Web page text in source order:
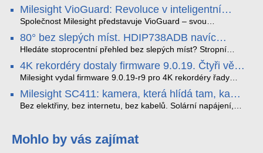
otřesy i náklon. Výsledkem není jen čára na mapě, ale
podrobný datový příběh celé cesty.
v oblasti kontroly přístupu – moderní a vysoce univerzální
čtečky HID Signo.
Milesight VioGuard: Revoluce v inteligentní
detekci dopravních přestupků
Společnost Milesight představuje VioGuard – svou
dopravních přestupků. Tento systém, poháněný
sofistikovanými algoritmy umělé inteligence (AI), je navržen
tak, aby poskytoval komplexní nástroje pro vymáhání
dopravních předpisů, zvyšoval bezpečnost na silnicích a
optimalizoval plynulost dopravy v moderních městech.
80° bez slepých míst. HDIP738ADB navíc
streamuje na YouTube – bez PC.
Hledáte stoprocentní přehled bez slepých míst? Stropní
panoramatická kamera HDIP738ADB skládá obraz ze dvou
4MP senzorů SONY do jednoho čistého 180° záběru bez
zkreslení. K tomu přidává AI detekci osob a vozidel,
YouTube – bez běžícího počítače.
4K rekordéry dostaly firmware 9.0.19. Čtyři věci,
které musíte vědět.
Milesight vydal firmware 9.0.19-r9 pro 4K rekordéry řady
které vám zjednoduší práci – a jedna z nich vám ušetří
spoustu zbytečných výjezdů k zákazníkům.
Milesight SC411: kamera, která hlídá tam, kam
kabel nedosáhne
Bez elektřiny, bez internetu, bez kabelů. Solární napájení,
váš telefon. Podívejte se na video.
Mohlo by vás zajímat